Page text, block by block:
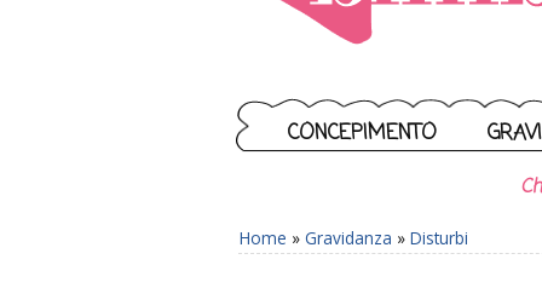
CONCEPIMENTO
Home » Gravidanza » Disturbi